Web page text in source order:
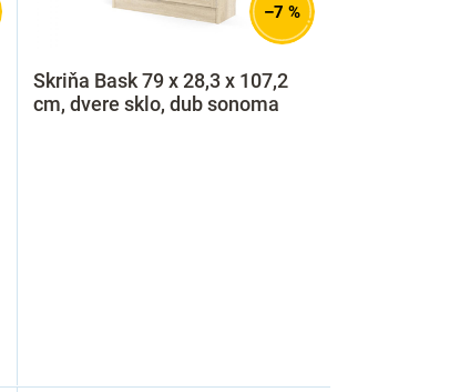
–7 %
Skriňa Bask 79 x 28,3 x 107,2
cm, dvere sklo, dub sonoma